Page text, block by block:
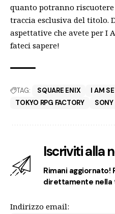
quanto potranno riscuotere
traccia esclusiva del titolo.
aspettative che avete per I
fateci sapere!
TAG: SQUARE ENIX
I AM
TOKYO RPG FACTORY
SONY
Iscriviti alla
Rimani aggiornato!
direttamente nella
Indirizzo email: